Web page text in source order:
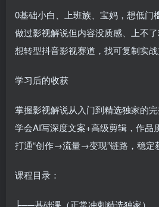
0基础小白、上班族、宝妈，想低门
做过影视解说但内容没质感、上不
想转型抖音影视赛道，找可复制实
学习后的收获
掌握影视解说从入门到精选独家的
学会AI写深度文案+高级剪辑，作品
打通“创作→流量→变现”链路，稳定
课程目录：
├──基础课（正常冲刺精选独家）